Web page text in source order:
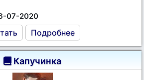
07-2020
Подробнее
Капучинка